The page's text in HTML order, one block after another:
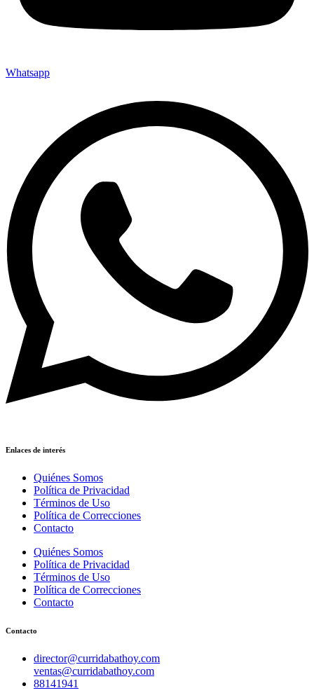
Whatsapp
Enlaces de interés
Quiénes Somos
Política de Privacidad
Términos de Uso
Política de Correcciones
Contacto
Quiénes Somos
Política de Privacidad
Términos de Uso
Política de Correcciones
Contacto
Contacto
director@curridabathoy.com
ventas@curridabathoy.com
88141941